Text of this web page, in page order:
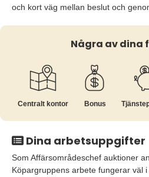
och kort väg mellan beslut och
Några av dina
Centralt kontor Bonus
Dina arbetsuppgifter
Som Affärsområdeschef auktioner
Köpargruppens arbete fungerar väl